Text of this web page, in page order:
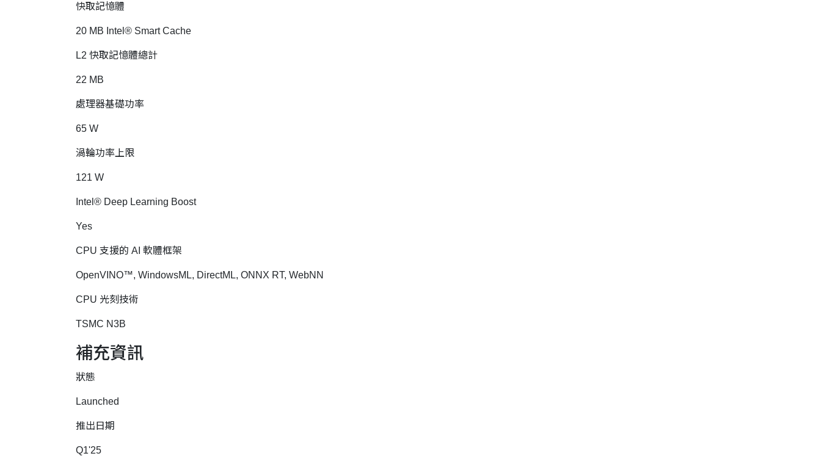
快取記憶體
20 MB Intel® Smart Cache
L2 快取記憶體總計
22 MB
處理器基礎功率
65 W
渦輪功率上限
121 W
Intel® Deep Learning Boost
Yes
CPU 支援的 AI 軟體框架
OpenVINO™, WindowsML, DirectML, ONNX RT, WebNN
CPU 光刻技術
TSMC N3B
補充資訊
狀態
Launched
推出日期
Q1'25